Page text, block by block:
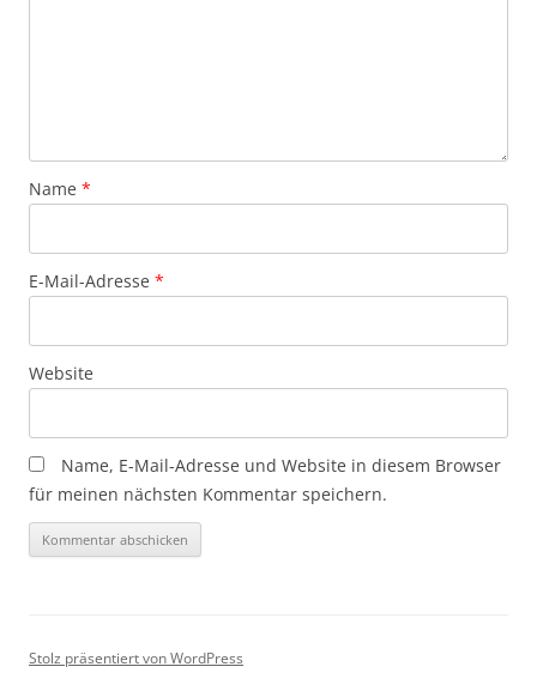
Name *
E-Mail-Adresse *
Website
Name, E-Mail-Adresse und Website in diesem Browser
für meinen nächsten Kommentar speichern.
Stolz präsentiert von WordPress